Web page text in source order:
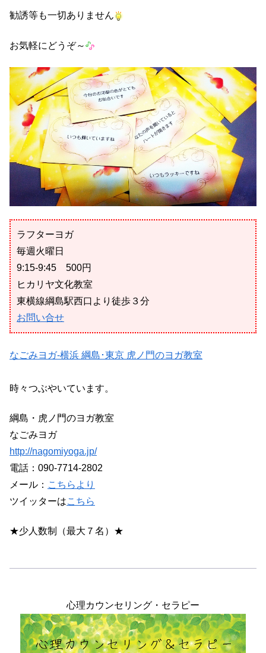
勧誘等も一切ありません
お気軽にどうぞ～
ラフターヨガ
毎週火曜日
9:15-9:45 500円
ヒカリヤ文化教室
東横線綱島駅西口より徒歩３分
お問い合せ
なごみヨガ-横浜 綱島･東京 虎ノ門のヨガ教室
時々つぶやいています。
綱島・虎ノ門のヨガ教室
なごみヨガ
http://nagomiyoga.jp/
電話：090-7714-2802
メール： こちらより
ツイッターはこちら
★少人数制（最大７名）★
心理カウンセリング・セラピー